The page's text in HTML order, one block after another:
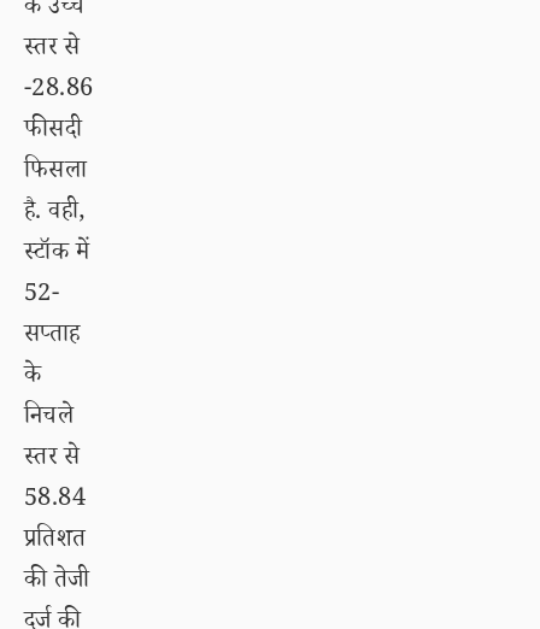
के उच्च
स्तर से
-28.86
फीसदी
फिसला
है. वही,
स्टॉक में
52-
सप्ताह
के
निचले
स्तर से
58.84
प्रतिशत
की तेजी